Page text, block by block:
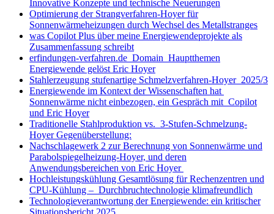
Innovative Konzepte und technische Neuerungen
Optimierung der Strangverfahren-Hoyer für
Sonnenwärmeheizungen durch Wechsel des Metallstranges
was Copilot Plus über meine Energiewendeprojekte als
Zusammenfassung schreibt
erfindungen-verfahren.de Domain Hauptthemen
Energiewende gelöst Eric Hoyer
Stahlerzeugung stufenartige Schmelzverfahren-Hoyer 2025/3
Energiewende im Kontext der Wissenschaften hat
Sonnenwärme nicht einbezogen, ein Gespräch mit Copilot
und Eric Hoyer
Traditionelle Stahlproduktion vs. 3-Stufen-Schmelzung-
Hoyer Gegenüberstellung:
Nachschlagewerk 2 zur Berechnung von Sonnenwärme und
Parabolspiegelheizung-Hoyer, und deren
Anwendungsbereichen von Eric Hoyer
Hochleistungskühlung Gesamtlösung für Rechenzentren und
CPU-Kühlung – Durchbruchtechnologie klimafreundlich
Technologieverantwortung der Energiewende: ein kritischer
Situationsbericht 2025